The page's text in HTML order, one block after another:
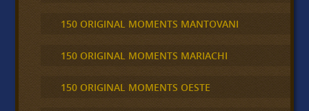
150 ORIGINAL MOMENTS MANTOVANI
150 ORIGINAL MOMENTS MARIACHI
150 ORIGINAL MOMENTS OESTE